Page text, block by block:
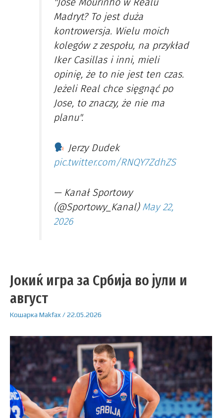
Madryt? To jest duża
kontrowersja. Wielu moich
kolegów z zespołu, na przykład
Iker Casillas i inni, mieli
opinię, że to nie jest ten czas.
Jeżeli Real chce sięgnąć po
Jose, to znaczy, że nie ma
planu".
Jerzy Dudek
pic.twitter.com/RNQY7ZdhZS
— Kanał Sportowy
(@Sportowy_Kanal) May 22,
2026
Јокиќ игра за Србија во јули и
август
Кошарка Makfax /22.05.2026